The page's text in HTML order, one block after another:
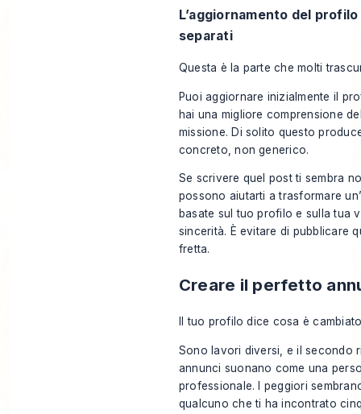
L’aggiornamento del
separati
Questa è la parte che molti
Puoi aggiornare inizialmente il
hai una migliore comprensione
missione. Di solito questo
concreto, non generico.
Se scrivere quel post ti sembra
possono aiutarti a trasformare
basate sul tuo profilo e sulla tua
sincerità. È evitare di pubblicare
fretta.
Creare il perfetto
Il tuo profilo dice cosa è
Sono lavori diversi, e il secondo
annunci suonano come una
professionale. I peggiori
qualcuno che ti ha incontrato